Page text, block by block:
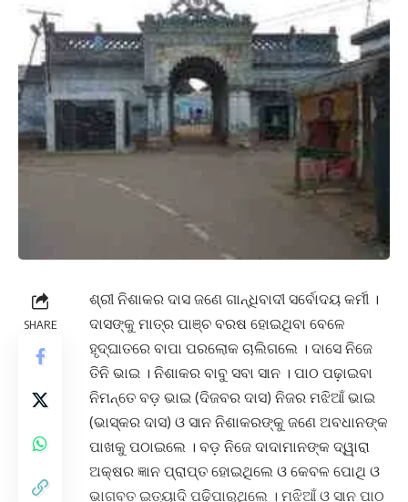
SHARE
ଶ୍ରୀ ନିଶାକର ଦାସ ଜଣେ ଗାନ୍ଧିବାଦୀ ସର୍ବୋଦୟ କର୍ମୀ ।
ଦାସଙ୍କୁ ମାତ୍ର ପାଞ୍ଚ ବରଷ ହୋଇଥିବା ବେଳେ
ହୃଦ୍ଘାତରେ ବାପା ପରଲୋକ ଚାଲିଗଲେ । ଦାସେ ନିଜେ
ତିନି ଭାଇ । ନିଶାକର ବାବୁ ସବା ସାନ । ପାଠ ପଢ଼ାଇବା
ନିମନ୍ତେ ବଡ଼ ଭାଇ (ଦିଜବର ଦାସ) ନିଜର ମଝିଆଁ ଭାଇ
(ଭାସ୍କର ଦାସ) ଓ ସାନ ନିଶାକରଙ୍କୁ ଜଣେ ଅବଧାନଙ୍କ
ପାଖକୁ ପଠାଇଲେ । ବଡ଼ ନିଜେ ଦାଦାମାନଙ୍କ ଦ୍ୱାରା
ଅକ୍ଷର ଜ୍ଞାନ ପ୍ରାପ୍ତ ହୋଇଥିଲେ ଓ କେବଳ ପୋଥି ଓ
ଭାଗବତ ଇତ୍ୟାଦି ପଢ଼ିପାରୁଥିଲେ । ମଝିଆଁ ଓ ସାନ ପାଠ